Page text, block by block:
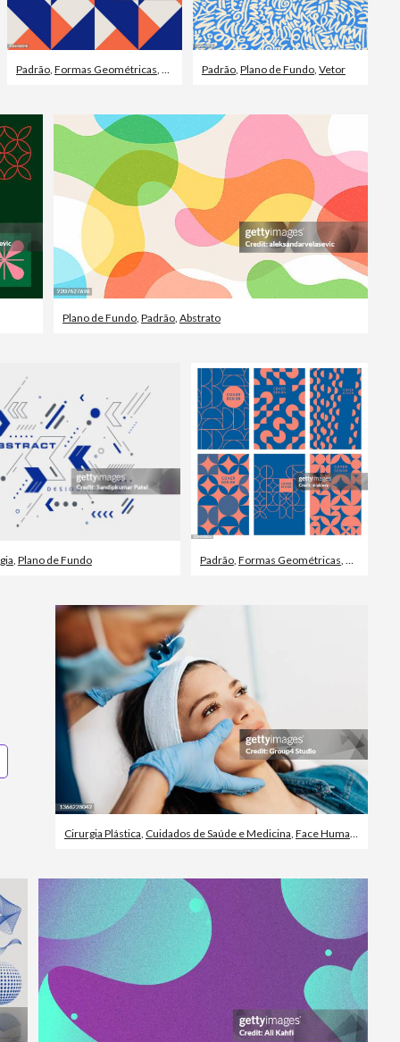
Padrão, Formas Geométricas, AbstratoPadrão, Plano de Fundo, Vetor
Plano de Fundo, Padrão, Abstrato
Plano de Fundo Padrão, Formas Geométricas
Cirurgia Plástica Cuidados de Saúde e Medicina Face Humana